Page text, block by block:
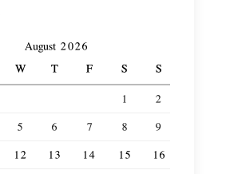
August 2026
W T F S
S
1
2
5 6 7 8
9
12 13 14 15
16